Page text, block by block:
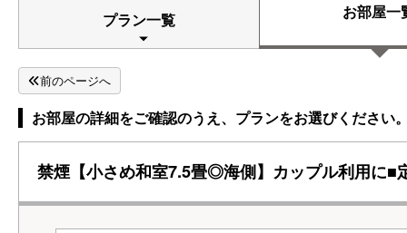
プラン一覧 お部屋一
前のページへ
お部屋の詳細をご確認のうえ、プランをお選びください
禁煙【小さめ和室7.5畳◎海側】カップル利用に■